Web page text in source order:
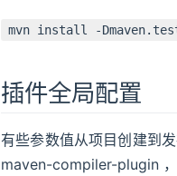
mvn install -
插件全局配置
有些参数值从项目创建到
maven-compiler-plugin ，